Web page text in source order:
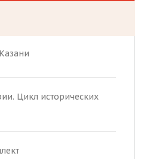
Цикл исторических